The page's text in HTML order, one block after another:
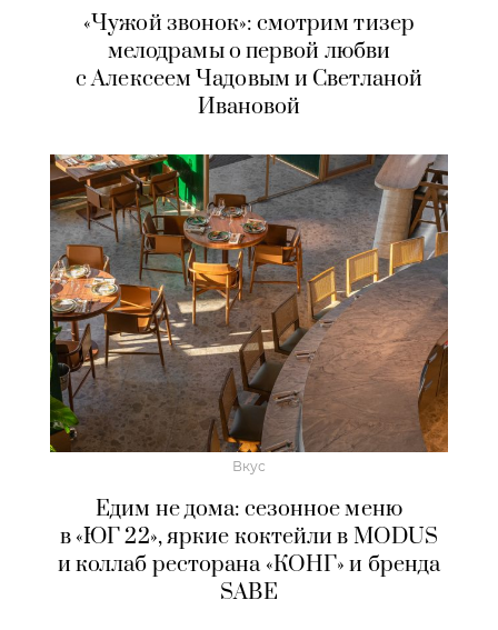
«Чужой звонок»: смотрим тизер
мелодрамы о первой любви
с Алексеем Чадовым и Светланой
Ивановой
Вкус
Едим не дома: сезонное меню
в «ЮГ 22», яркие коктейли в MODUS
и коллаб ресторана «КОНГ» и бренда
SABE